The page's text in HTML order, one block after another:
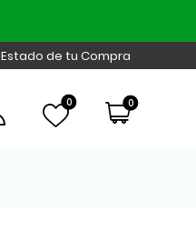
Estado de tu Compra
0 0